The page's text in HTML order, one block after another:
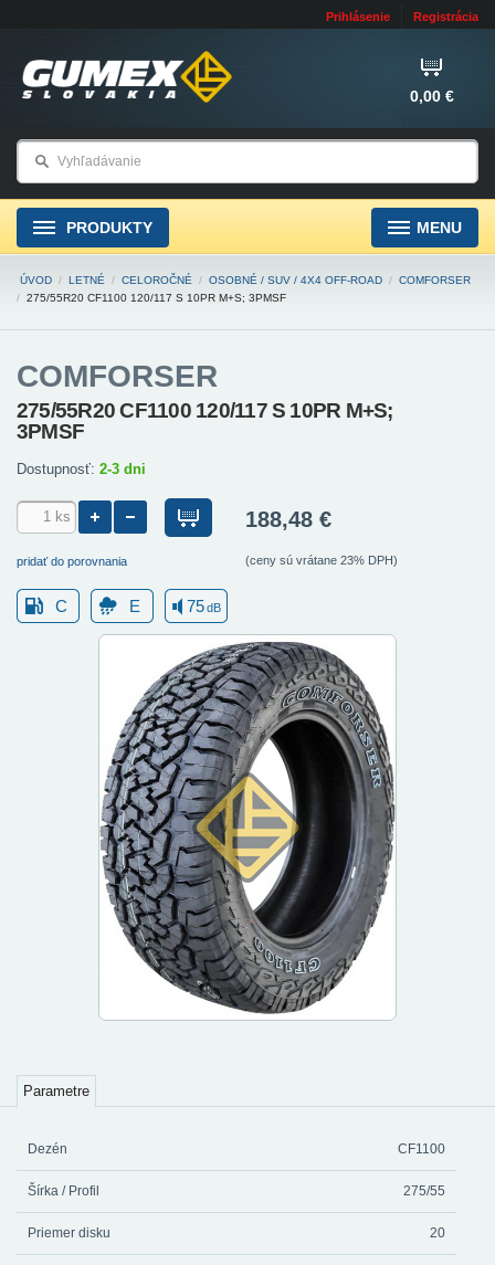
Prihlásenie Registrácia
0,00 €
PRODUKTY MENU
ÚVOD / LETNÉ / CELOROČNÉ / OSOBNÉ / SUV / 4X4 OFF-ROAD / COMFORSER
/ 275/55R20 CF1100 120/117 S 10PR M+S; 3PMSF
COMFORSER
275/55R20 CF1100 120/117 S 10PR M+S;
3PMSF
Dostupnosť: 2-3 dni
pridať do porovnania
188,48 €
(ceny sú vrátane 23% DPH)
C E 75dB
Parametre
Dezén CF1100
Šírka / Profil 275/55
Priemer disku 20